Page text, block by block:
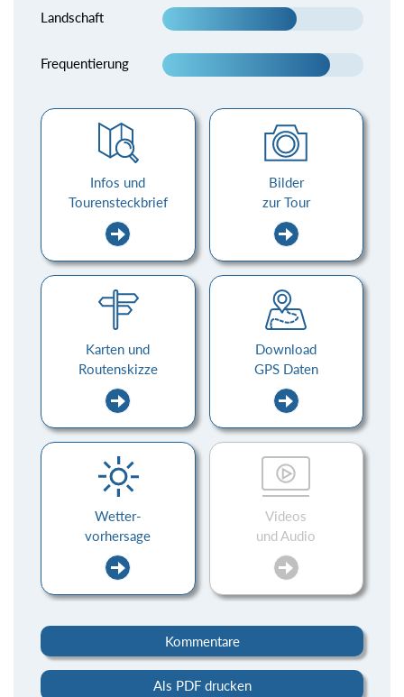
Landschaft
Frequentierung
Infos und
Tourensteckbrief
Bilder
zur Tour
Karten und
Routenskizze
Download
GPS Daten
Wetter-
vorhersage
Videos
und Audio
Kommentare
Als PDF drucken